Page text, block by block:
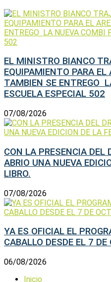
EL MINISTRO BIANCO
EQUIPAMIENTO PARA EL
TAMBIEN SE ENTREGO
ESCUELA ESPECIAL 502
07/08/2026
CON LA PRESENCIA DEL
ABRIO UNA NUEVA
LIBRO.
07/08/2026
YA ES OFICIAL EL
CABALLO DESDE EL 7 DE
06/08/2026
Inicio